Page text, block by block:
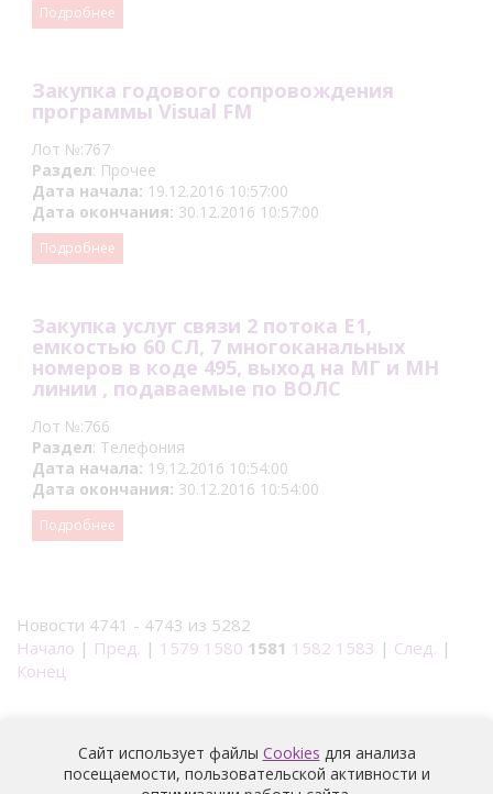
Подробнее
Закупка годового сопровождения
программы Visual FM
Лот №:767
Раздел: Прочее
Дата начала: 19.12.2016 10:57:00
Дата окончания: 30.12.2016 10:57:00
Подробнее
Закупка услуг связи 2 потока Е1,
емкостью 60 СЛ, 7 многоканальных
номеров в коде 495, выход на МГ и МН
линии , подаваемые по ВОЛС
Лот №:766
Раздел: Телефония
Дата начала: 19.12.2016 10:54:00
Дата окончания: 30.12.2016 10:54:00
Подробнее
Новости 4741 - 4743 из 5282
Начало | Пред. | 1579 1580 1581 1582 1583 | След. |
Конец
Сайт использует файлы Cookies для анализа
посещаемости, пользовательской активности и